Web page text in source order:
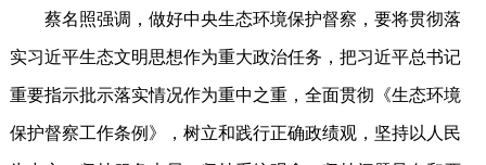
蔡名照强调，做好中央生态环境保护督察，要将贯彻落
实习近平生态文明思想作为重大政治任务，把习近平总书记
重要指示批示落实情况作为重中之重，全面贯彻《生态环境
保护督察工作条例》，树立和践行正确政绩观，坚持以人民